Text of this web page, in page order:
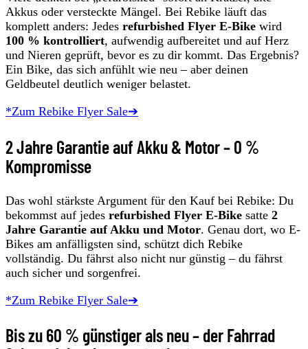
Akkus oder versteckte Mängel. Bei Rebike läuft das
komplett anders: Jedes refurbished Flyer E-Bike wird
100 % kontrolliert, aufwendig aufbereitet und auf Herz
und Nieren geprüft, bevor es zu dir kommt. Das Ergebnis?
Ein Bike, das sich anfühlt wie neu – aber deinen
Geldbeutel deutlich weniger belastet.
*Zum Rebike Flyer Sale➔
2 Jahre Garantie auf Akku & Motor – 0 %
Kompromisse
Das wohl stärkste Argument für den Kauf bei Rebike: Du
bekommst auf jedes refurbished Flyer E-Bike satte 2
Jahre Garantie auf Akku und Motor. Genau dort, wo E-
Bikes am anfälligsten sind, schützt dich Rebike
vollständig. Du fährst also nicht nur günstig – du fährst
auch sicher und sorgenfrei.
*Zum Rebike Flyer Sale➔
Bis zu 60 % günstiger als neu – der Fahrrad